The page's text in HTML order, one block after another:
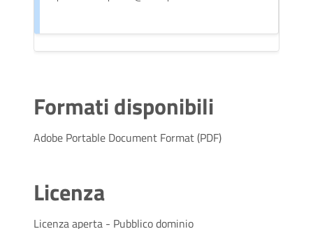
Formati disponibili
Adobe Portable Document Format (PDF)
Licenza
Licenza aperta - Pubblico dominio